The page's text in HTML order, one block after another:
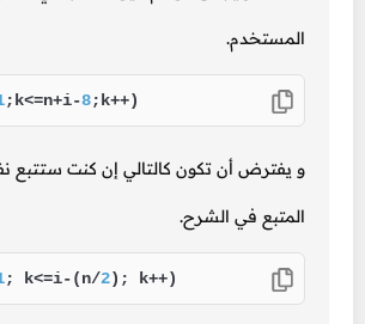
المستخدم.
;k<=n+i-8;k++)
و يفترض أن تكون كالتالي إن كنت ستتبع
المتبع في الشرح.
; k<=i-(n/2); k++)